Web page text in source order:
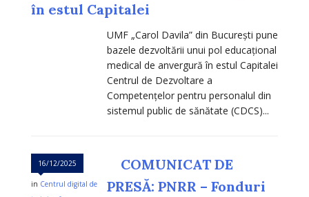
în estul Capitalei
UMF „Carol Davila” din București pune
bazele dezvoltării unui pol educațional
medical de anvergură în estul Capitalei
Centrul de Dezvoltare a
Competențelor pentru personalul din
sistemul public de sănătate (CDCS)...
16/12/2025
in Centrul digital de
COMUNICAT DE
PRESĂ: PNRR – Fonduri